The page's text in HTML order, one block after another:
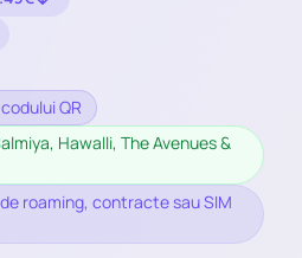
QR
Hawalli, The Avenues &
roaming, contracte sau SIM